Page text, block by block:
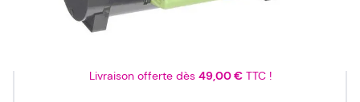
Livraison offerte dès 49,00 €TTC !